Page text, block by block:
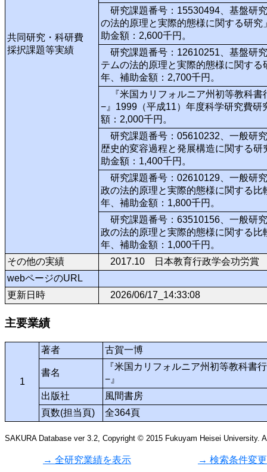
共同研究・科研費
採択課題等実績
研究課題番号：15530494、基盤研
の法的原理と実際的態様に関する研
助金額：2,600千円。
研究課題番号：12610251、基盤研
テムの法的原理と実際的態様に関す
年、補助金額：2,700千円。
『米国カリフォルニア州初等教科書
−』1999（平成11）年度科学研究費
額：2,000千円。
研究課題番号：05610232、一般研
歴史的変容過程と発展構造に関する
助金額：1,400千円。
研究課題番号：02610129、一般研
政の法的原理と実際的態様に関する
年、補助金額：1,800千円。
研究課題番号：63510156、一般研
政の法的原理と実際的態様に関する
年、補助金額：1,000千円。
その他の実績
2017.10 日本教育行政学会功労賞
webページのURL
更新日時
2026/06/17_14:33:08
主要業績
1
著者 古賀一博
書名
『米国カリフォルニア州初等教科
−』
出版社
風間書房
頁数(担当頁)
全364頁
SAKURA Database ver 3.2, Copyright © 2015 Fukuyam Heisei University.
→ 全研究業績を表示 → 検索条件変更